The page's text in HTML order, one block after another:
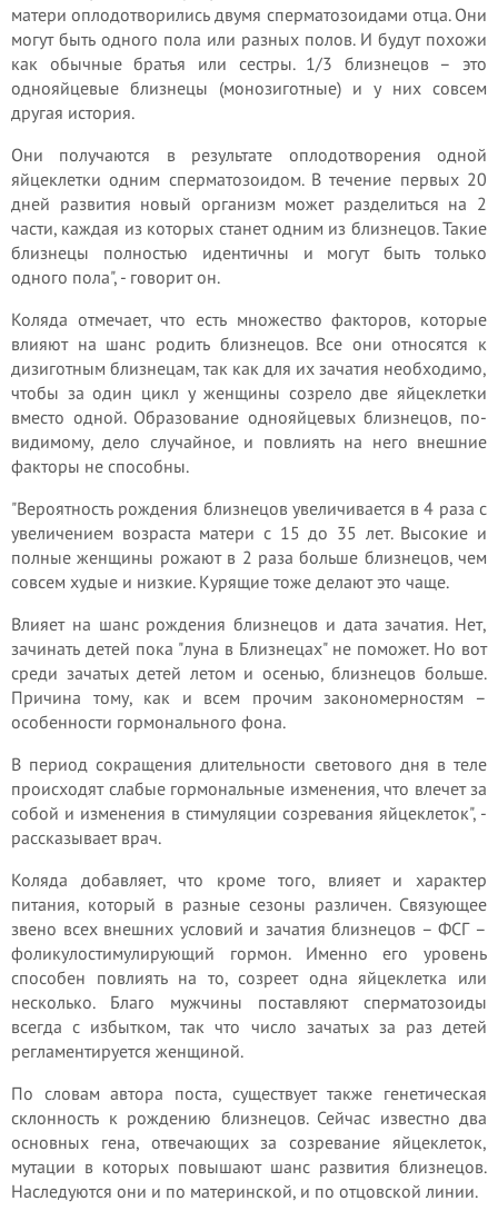
матери оплодотворились двумя сперматозоидами отца. Они
могут быть одного пола или разных полов. И будут похожи
как обычные братья или сестры. 1/3 близнецов – это
однояйцевые близнецы (монозиготные) и у них совсем
другая история.
Они получаются в результате оплодотворения одной
яйцеклетки одним сперматозоидом. В течение первых 20
дней развития новый организм может разделиться на 2
части, каждая из которых станет одним из близнецов. Такие
близнецы полностью идентичны и могут быть только
одного пола", - говорит он.
Коляда отмечает, что есть множество факторов, которые
влияют на шанс родить близнецов. Все они относятся к
дизиготным близнецам, так как для их зачатия необходимо,
чтобы за один цикл у женщины созрело две яйцеклетки
вместо одной. Образование однояйцевых близнецов, по-
видимому, дело случайное, и повлиять на него внешние
факторы не способны.
"Вероятность рождения близнецов увеличивается в 4 раза с
увеличением возраста матери с 15 до 35 лет. Высокие и
полные женщины рожают в 2 раза больше близнецов, чем
совсем худые и низкие. Курящие тоже делают это чаще.
Влияет на шанс рождения близнецов и дата зачатия. Нет,
зачинать детей пока "луна в Близнецах" не поможет. Но вот
среди зачатых детей летом и осенью, близнецов больше.
Причина тому, как и всем прочим закономерностям –
особенности гормонального фона.
В период сокращения длительности светового дня в теле
происходят слабые гормональные изменения, что влечет за
собой и изменения в стимуляции созревания яйцеклеток", -
рассказывает врач.
Коляда добавляет, что кроме того, влияет и характер
питания, который в разные сезоны различен. Связующее
звено всех внешних условий и зачатия близнецов – ФСГ –
фоликулостимулирующий гормон. Именно его уровень
способен повлиять на то, созреет одна яйцеклетка или
несколько. Благо мужчины поставляют сперматозоиды
всегда с избытком, так что число зачатых за раз детей
регламентируется женщиной.
По словам автора поста, существует также генетическая
склонность к рождению близнецов. Сейчас известно два
основных гена, отвечающих за созревание яйцеклеток,
мутации в которых повышают шанс развития близнецов.
Наследуются они и по материнской, и по отцовской линии.